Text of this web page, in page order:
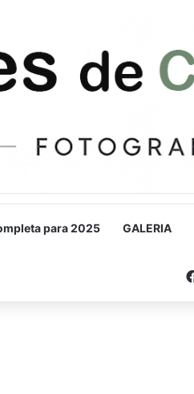
para 2025 GALERIA